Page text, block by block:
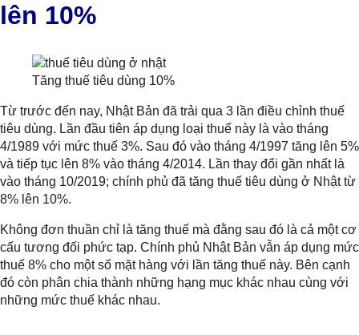
lên 10%
Tăng thuế tiêu dùng 10%
Từ trước đến nay, Nhật Bản đã trải qua 3 lần điều chỉnh thuế
tiêu dùng. Lần đầu tiên áp dụng loại thuế này là vào tháng
4/1989 với mức thuế 3%. Sau đó vào tháng 4/1997 tăng lên 5%
và tiếp tục lên 8% vào tháng 4/2014. Lần thay đổi gần nhất là
vào tháng 10/2019; chính phủ đã tăng thuế tiêu dùng ở Nhật từ
8% lên 10%.
Không đơn thuần chỉ là tăng thuế mà đằng sau đó là cả một cơ
cấu tương đối phức tạp. Chính phủ Nhật Bản vẫn áp dụng mức
thuế 8% cho một số mặt hàng với lần tăng thuế này. Bên cạnh
đó còn phân chia thành những hạng mục khác nhau cùng với
những mức thuế khác nhau.